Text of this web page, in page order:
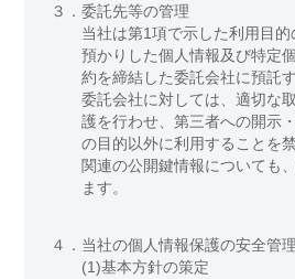
３．委託先等の管理
当社は第1項で示した利用目
預かりした個人情報及び特定
約を締結した委託会社に預託
委託会社に対しては、適切な
護を行わせ、第三者への開示
の目的以外に利用することを
関連の公開鍵情報についても
ます。
４． 当社の個人情報保護の安全管
(1)基本方針の策定